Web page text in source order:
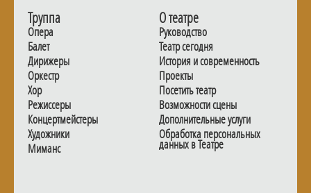
Труппа
Опера
Балет
Дирижеры
Оркестр
Хор
Режиссеры
Концертмейстеры
Художники
Миманс
О театре
Руководство
Театр сегодня
История и современность
Проекты
Посетить театр
Возможности сцены
Дополнительные услуги
Обработка персональных
данных в Театре